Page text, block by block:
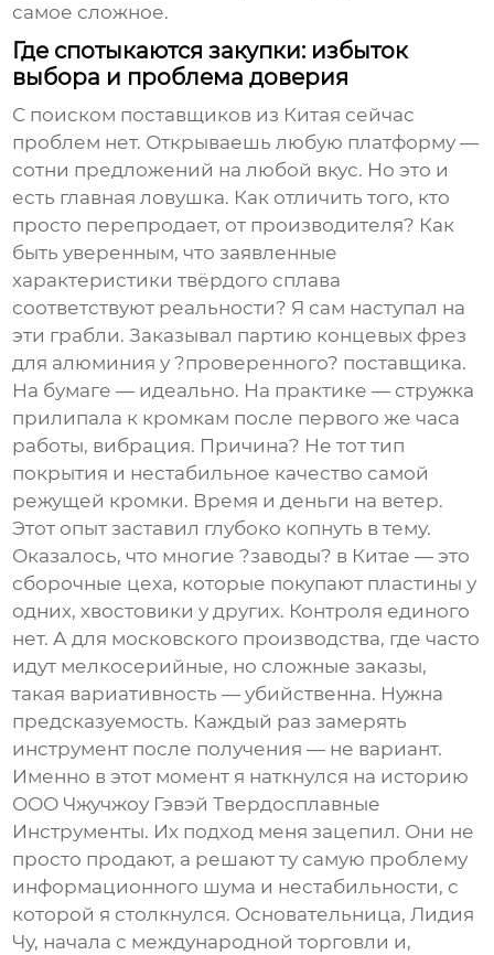
самое сложное.
Где спотыкаются закупки: избыток
выбора и проблема доверия
С поиском поставщиков из Китая сейчас
проблем нет. Открываешь любую платформу —
сотни предложений на любой вкус. Но это и
есть главная ловушка. Как отличить того, кто
просто перепродает, от производителя? Как
быть уверенным, что заявленные
характеристики твёрдого сплава
соответствуют реальности? Я сам наступал на
эти грабли. Заказывал партию концевых фрез
для алюминия у ?проверенного? поставщика.
На бумаге — идеально. На практике — стружка
прилипала к кромкам после первого же часа
работы, вибрация. Причина? Не тот тип
покрытия и нестабильное качество самой
режущей кромки. Время и деньги на ветер.
Этот опыт заставил глубоко копнуть в тему.
Оказалось, что многие ?заводы? в Китае — это
сборочные цеха, которые покупают пластины у
одних, хвостовики у других. Контроля единого
нет. А для московского производства, где часто
идут мелкосерийные, но сложные заказы,
такая вариативность — убийственна. Нужна
предсказуемость. Каждый раз замерять
инструмент после получения — не вариант.
Именно в этот момент я наткнулся на историю
ООО Чжучжоу Гэвэй Твердосплавные
Инструменты. Их подход меня зацепил. Они не
просто продают, а решают ту самую проблему
информационного шума и нестабильности, с
которой я столкнулся. Основательница, Лидия
Чу, начала с международной торговли и,